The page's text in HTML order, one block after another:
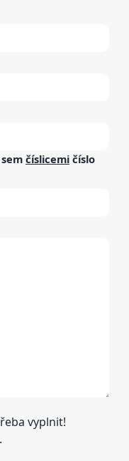
číslicemi číslo
vyplnit!